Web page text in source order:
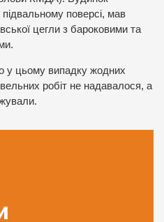
поверсі, мав
цегли з бароковими та
цьому випадку жодних
робіт не надавалося, а